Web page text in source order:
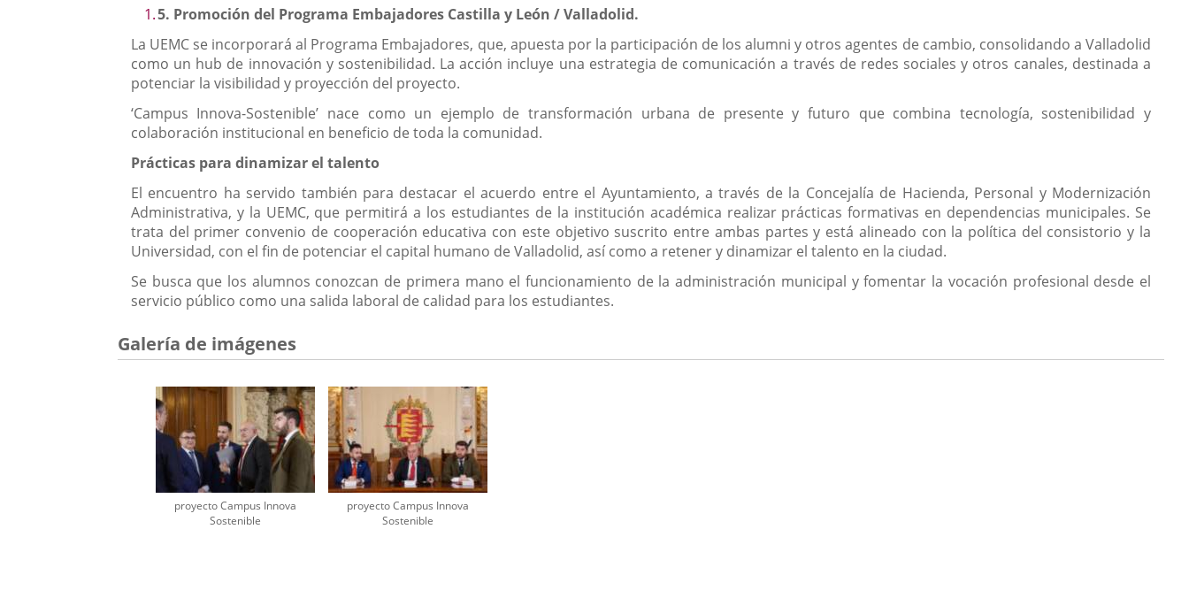
5. Promoción del Programa Embajadores Castilla y León / Valladolid.
La UEMC se incorporará al Programa Embajadores, que, apuesta por la participación de los alumni y otros agentes de cambio, consolidando a Valladolid
como un hub de innovación y sostenibilidad. La acción incluye una estrategia de comunicación a través de redes sociales y otros canales, destinada a
potenciar la visibilidad y proyección del proyecto.
‘Campus Innova-Sostenible’ nace como un ejemplo de transformación urbana de presente y futuro que combina tecnología, sostenibilidad y
colaboración institucional en beneficio de toda la comunidad.
Prácticas para dinamizar el talento
El encuentro ha servido también para destacar el acuerdo entre el Ayuntamiento, a través de la Concejalía de Hacienda, Personal y Modernización
Administrativa, y la UEMC, que permitirá a los estudiantes de la institución académica realizar prácticas formativas en dependencias municipales. Se
trata del primer convenio de cooperación educativa con este objetivo suscrito entre ambas partes y está alineado con la política del consistorio y la
Universidad, con el fin de potenciar el capital humano de Valladolid, así como a retener y dinamizar el talento en la ciudad.
Se busca que los alumnos conozcan de primera mano el funcionamiento de la administración municipal y fomentar la vocación profesional desde el
servicio público como una salida laboral de calidad para los estudiantes.
Galería de imágenes
proyecto Campus Innova
Sostenible
proyecto Campus Innova
Sostenible